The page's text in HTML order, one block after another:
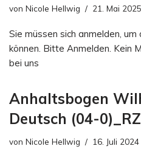
von Nicole Hellwig 21. Mai 2025
Sie müssen sich anmelden,
können. Bitte Anmelden. Kein
bei uns
Anhaltsbogen
Deutsch (04-
von Nicole Hellwig 16. Juli 2024